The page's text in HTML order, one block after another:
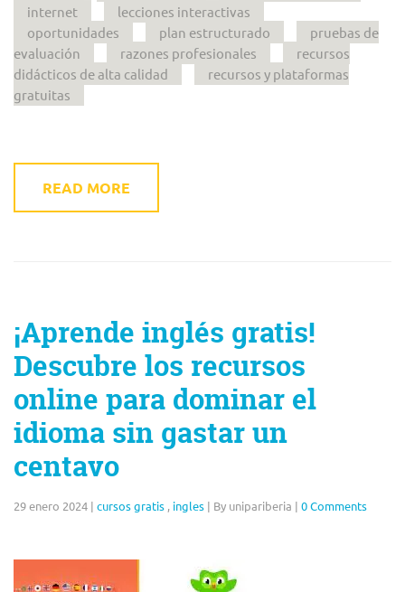
internet
lecciones interactivas
oportunidades
plan estructurado
pruebas de
evaluación
razones profesionales
recursos
didácticos de alta calidad
recursos y plataformas
gratuitas
READ MORE
¡Aprende inglés gratis!
Descubre los recursos
online para dominar el
idioma sin gastar un
centavo
29 enero 2024 | cursos gratis , ingles | By unipariberia | 0 Comments